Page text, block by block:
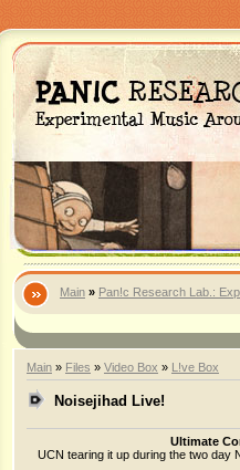
Main » Pan!c Research Lab.:
Main » Files » Video Box » L!ve Box
Noisejihad Live!
Ultimate
UCN tearing it up during the two day